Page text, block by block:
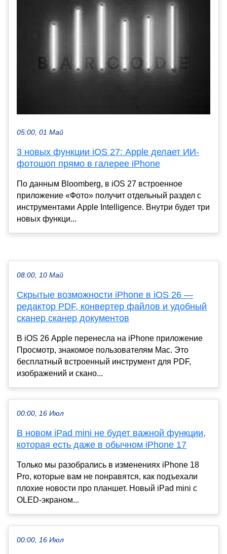
05:00, 01 Май
3 новых функции iOS 27: Apple делает ИИ-
фотошоп прямо в галерее iPhone
По данным Bloomberg, в iOS 27 встроенное
приложение «Фото» получит отдельный раздел с
инструментами Apple Intelligence. Внутри будет три
новых функци...
08:00, 10 Май
Скрытые возможности iPhone в iOS 26 —
редактор PDF, конвертер файлов и удобный
сканер сканер документов
В iOS 26 Apple перенесла на iPhone приложение
Просмотр, знакомое пользователям Mac. Это
бесплатный встроенный инструмент для PDF,
изображений и скано...
00:00, 16 Июл
В новом iPad mini не будет важной функции,
которая есть даже в обычном iPhone 17
Только мы разобрались в изменениях iPhone 18
Pro, которые вам не понравятся, как подъехали
плохие новости про планшет. Новый iPad mini с
OLED-экраном...
00:00, 16 Июл